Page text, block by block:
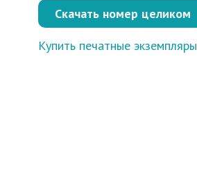
Скачать номер целиком
Купить печатные экземпляры